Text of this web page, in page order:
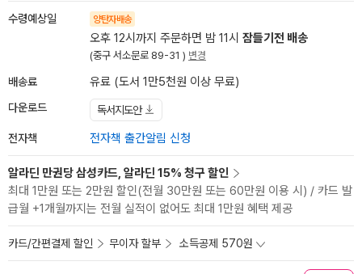
수령예상일 양탄자배송
오후 12시까지 주문하면 밤 11시 잠들기전 배송
(중구 서소문로 89-31 ) 변경
배송료 유료 (도서 1만5천원 이상 무료)
다운로드 독서지도안
전자책 전자책 출간알림 신청
알라딘 만권당 삼성카드, 알라딘 15% 청구 할인
최대 1만원 또는 2만원 할인(전월 30만원 또는 60만원 이용 시) / 카드 발
급월 +1개월까지는 전월 실적이 없어도 최대 1만원 혜택 제공
카드/간편결제 할인 무이자 할부 소득공제 570원